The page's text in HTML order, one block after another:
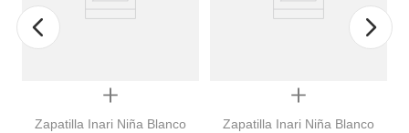
Quickview
Zapatilla Inari Niña Blanco
Quickview
Zapatilla Inari Niña Blanco